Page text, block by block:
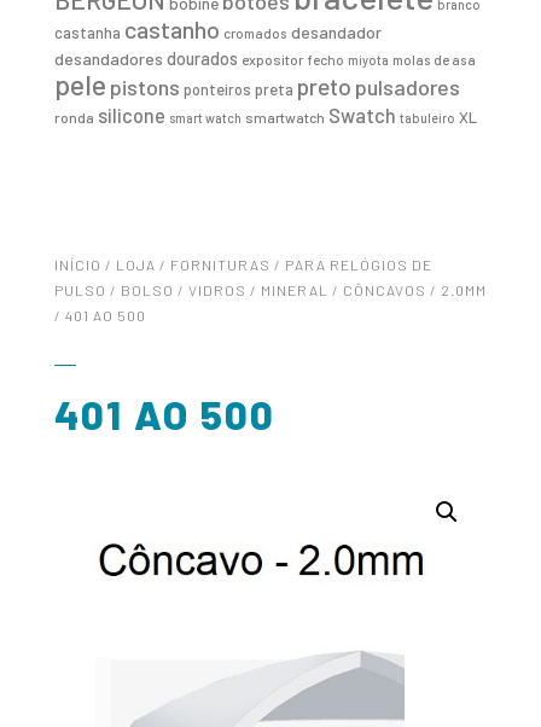
branco
castanha castanho cromados desandador
desandadores dourados expositor fecho miyota molas de asa
pele pistons ponteiros preta preto pulsadores
ronda silicone smart watch smartwatch Swatch tabuleiro XL
INÍCIO / LOJA / FORNITURAS / PARA RELÓGIOS DE
PULSO / BOLSO / VIDROS / MINERAL / CÔNCAVOS / 2.0MM
/ 401 AO 500
401 AO 500